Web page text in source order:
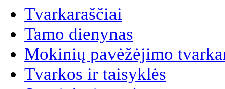
Tvarkaraščiai
Tamo dienynas
Mokinių pavėžėjimo
Tvarkos ir taisyklės